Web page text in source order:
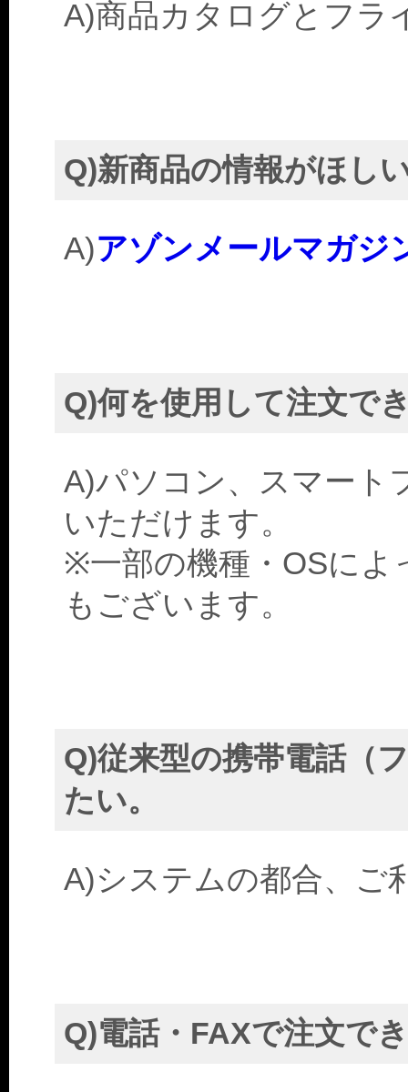
A)商品カタログとフラ
Q)新商品の情報がほし
A)アゾンメールマガジ
Q)何を使用して注文で
A)パソコン、スマート
いただけます。
※一部の機種・OSによ
もございます。
Q)従来型の携帯電話（
たい。
A)システムの都合、ご
Q)電話・FAXで注文で